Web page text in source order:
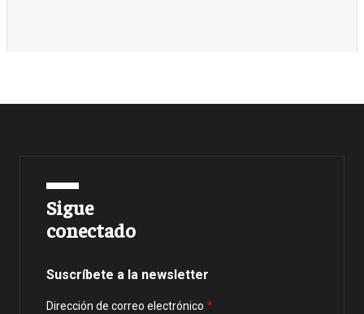
Sigue
conectado
Suscríbete a la newsletter
Dirección de correo electrónico